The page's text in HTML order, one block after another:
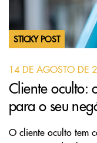
STICKY POST
14 DE AGOSTO DE
Cliente oculto:
para o seu
O cliente oculto tem